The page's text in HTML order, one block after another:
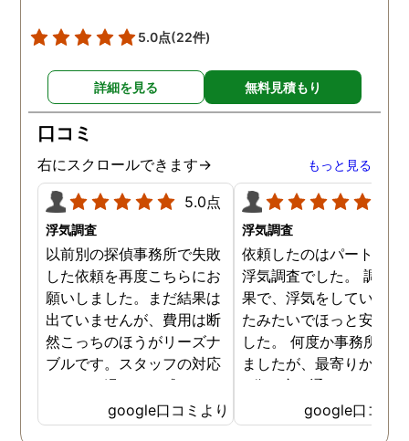
5.0点(22件)
詳細を見る 無料見積もり
口コミ
右にスクロールできます→ もっと見る
5.0点
浮気調査
以前別の探偵事務所で失敗
した依頼を再度こちらにお
願いしました。まだ結果は
出ていませんが、費用は断
然こっちのほうがリーズナ
ブルです。スタッフの対応
なんかも温かみを感じま
す。はじめからこちらにす
ればよかったです😢 …
google口コミより
浮気調査
依頼したのはパートナー
浮気調査でした。 調査
果で、浮気をしていなか
たみたいでほっと安心し
した。 何度か事務所に
ましたが、最寄りから徒
3分程度で通いやすかっ
google口コミ